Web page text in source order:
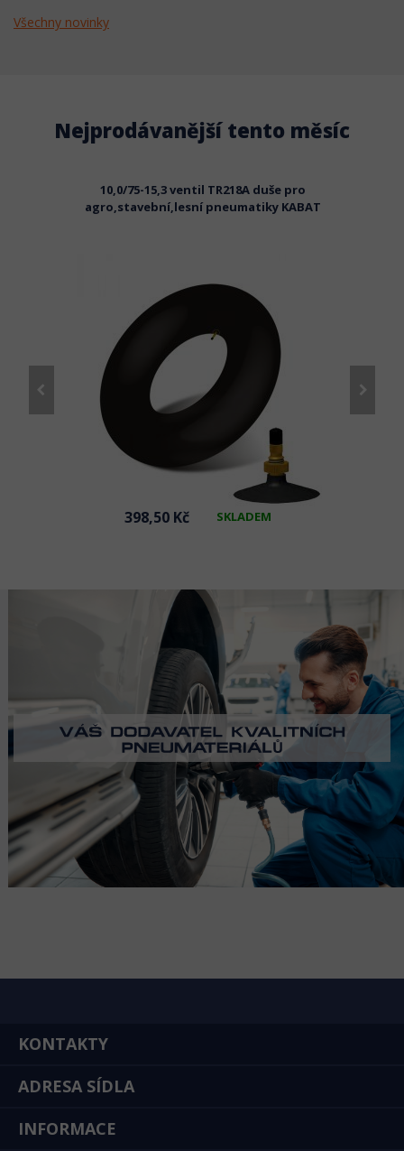
Všechny novinky
Nejprodávanější tento měsíc
10,0/75-15,3 ventil TR218A duše pro
agro,stavební,lesní pneumatiky KABAT
398,50 Kč SKLADEM
KONTAKTY
ADRESA SÍDLA
INFORMACE